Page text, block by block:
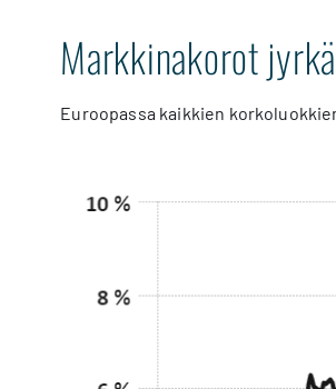
Markkinakorot
Euroopassa kaikkien